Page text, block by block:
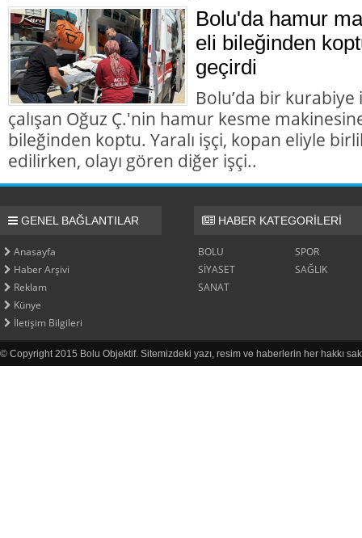
Bolu'da hamur
eli bileğinden
geçirdi
Bolu’da bir
çalışan Oğuz Ç.'nin hamur kesme
bileğinden koptu. Yaralı işçi, kopan eliyle
edilirken, olayı gören diğer işçi..
GENEL BAĞLANTILAR
Anasayfa
Haber Arşivi
Reklam
Künye
İletişim Bilgileri
HABER KATEGORİLERİ
BOLU
SPOR
SİYASET
SAĞLIK
SANAT
© Copyright 2015 Bolu Objektif. Sitemizdeki yazı, resim ve haberlerin her hakkı